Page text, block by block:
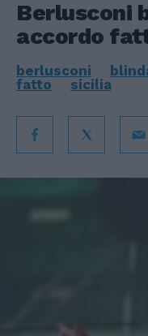
Berlusconi
accordo
berlusconi
fatto
sicilia